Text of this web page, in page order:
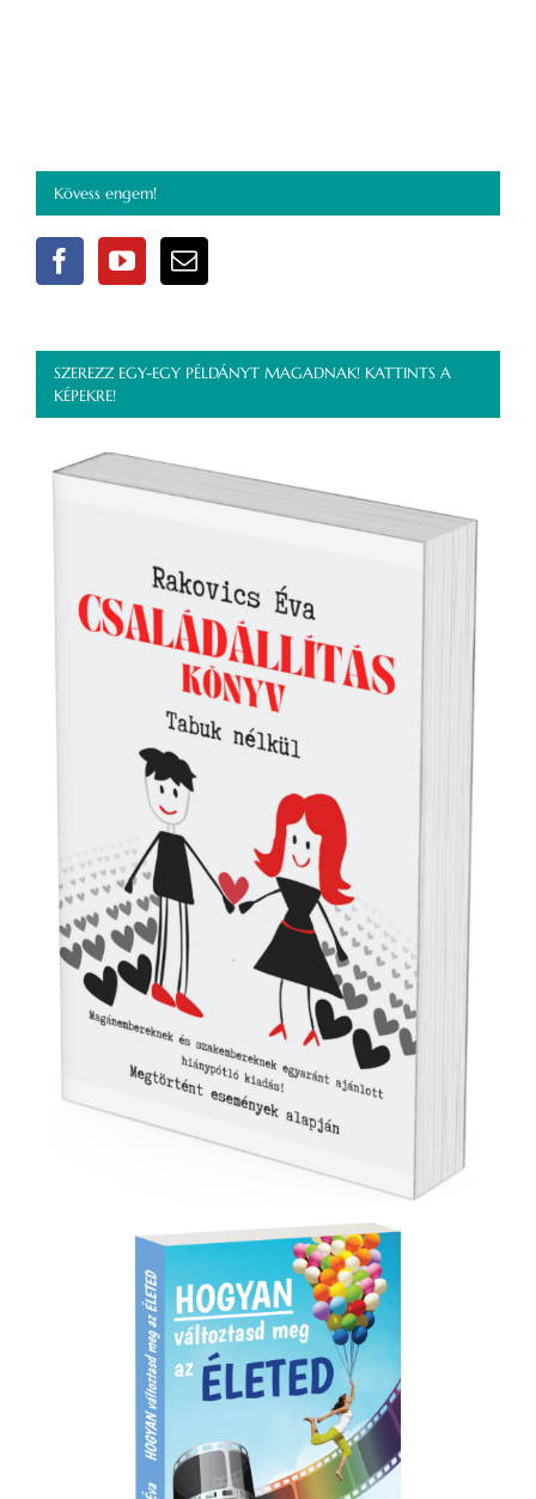
Kövess engem!
SZEREZZ EGY-EGY PÉLDÁNYT MAGADNAK! KATTINTS A
KÉPEKRE!